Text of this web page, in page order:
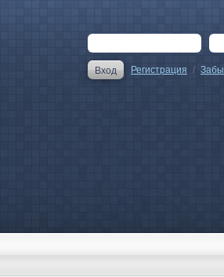
Регистрация /